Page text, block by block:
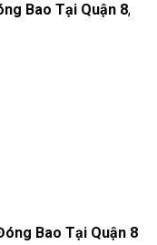
Bao Tại Quận 8,
Bao Tại Quận 8